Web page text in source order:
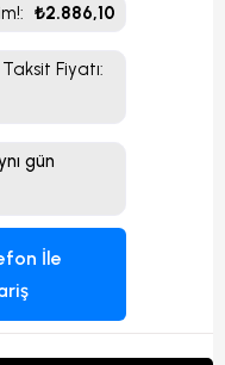
: ₺2.886,10
Fiyatı:
gün
İle